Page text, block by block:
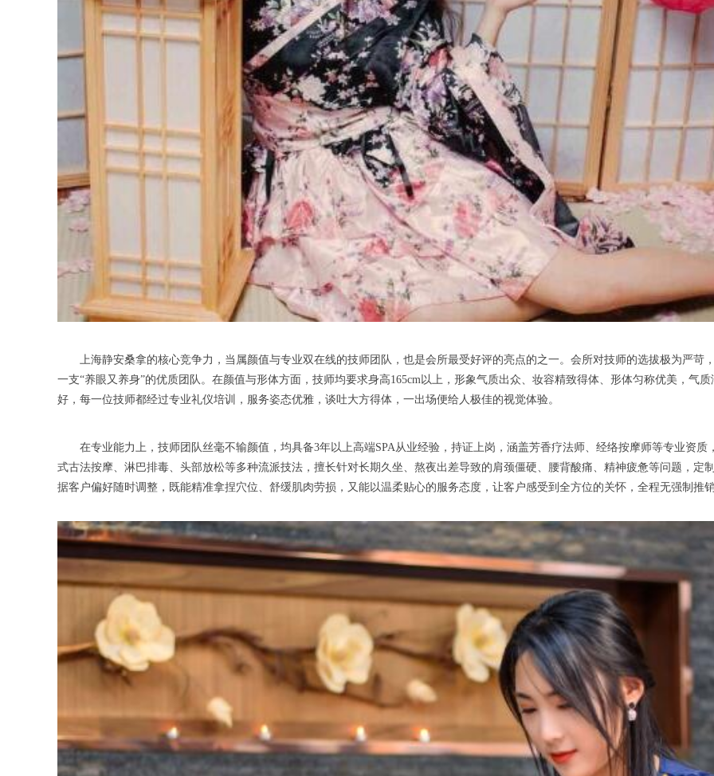
上海静安桑拿的核心竞争力，当属颜值与专业双在线的技师团队，也是会所最受好评的亮点的之一。会所对技师的选拔极为严苛
一支“养眼又养身”的优质团队。在颜值与形体方面，技师均要求身高165cm以上，形象气质出众、妆容精致得体、形体匀称优美，气
好，每一位技师都经过专业礼仪培训，服务姿态优雅，谈吐大方得体，一出场便给人极佳的视觉体验。
在专业能力上，技师团队丝毫不输颜值，均具备3年以上高端SPA从业经验，持证上岗，涵盖芳香疗法师、经络按摩师等专业资质
式古法按摩、淋巴排毒、头部放松等多种流派技法，擅长针对长期久坐、熬夜出差导致的肩颈僵硬、腰背酸痛、精神疲惫等问题，定
据客户偏好随时调整，既能精准拿捏穴位、舒缓肌肉劳损，又能以温柔贴心的服务态度，让客户感受到全方位的关怀，全程无强制推